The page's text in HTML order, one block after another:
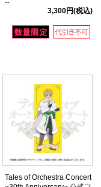
Dragunov
3,300円(税込)
Tales of Orchestra Concert